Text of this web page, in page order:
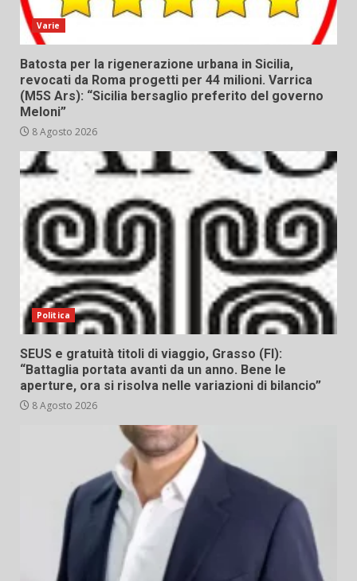
Varie
Batosta per la rigenerazione urbana in Sicilia,
revocati da Roma progetti per 44 milioni. Varrica
(M5S Ars): “Sicilia bersaglio preferito del governo
Meloni”
8 Agosto 2026
Politica
SEUS e gratuità titoli di viaggio, Grasso (FI):
“Battaglia portata avanti da un anno. Bene le
aperture, ora si risolva nelle variazioni di bilancio”
8 Agosto 2026